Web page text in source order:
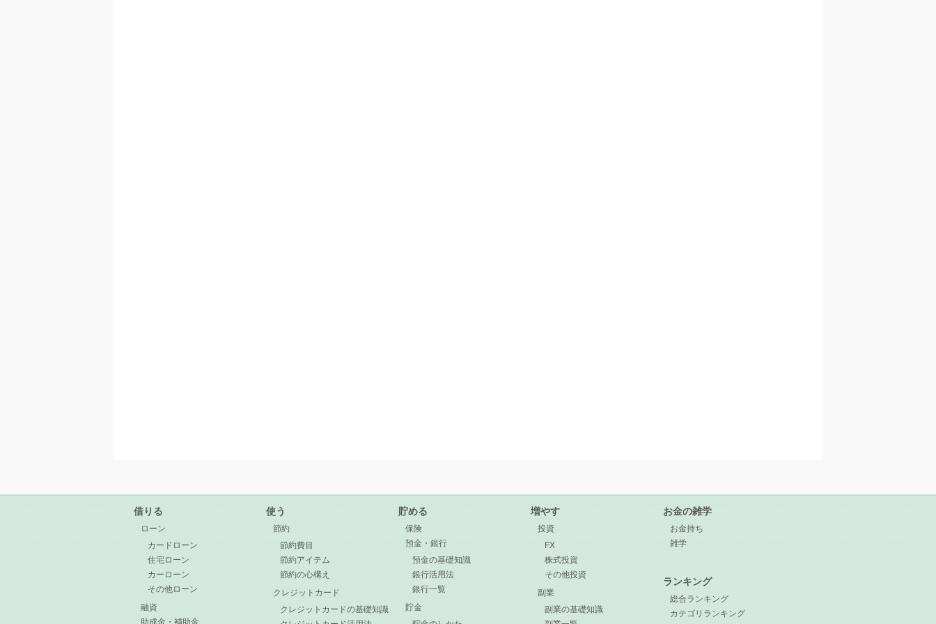
借りる
ローン
カードローン
住宅ローン
カーローン
その他ローン
融資
助成金・補助金
使う
節約
節約費目
節約アイテム
節約の心構え
クレジットカード
クレジットカードの基礎知識
貯める
保険
預金・銀行
預金の基礎知識
銀行活用法
銀行一覧
貯金
増やす
投資
FX
株式投資
その他投資
副業
副業の基礎知識
お金の雑学
お金持ち
雑学
ランキング
総合ランキング
カテゴリランキング